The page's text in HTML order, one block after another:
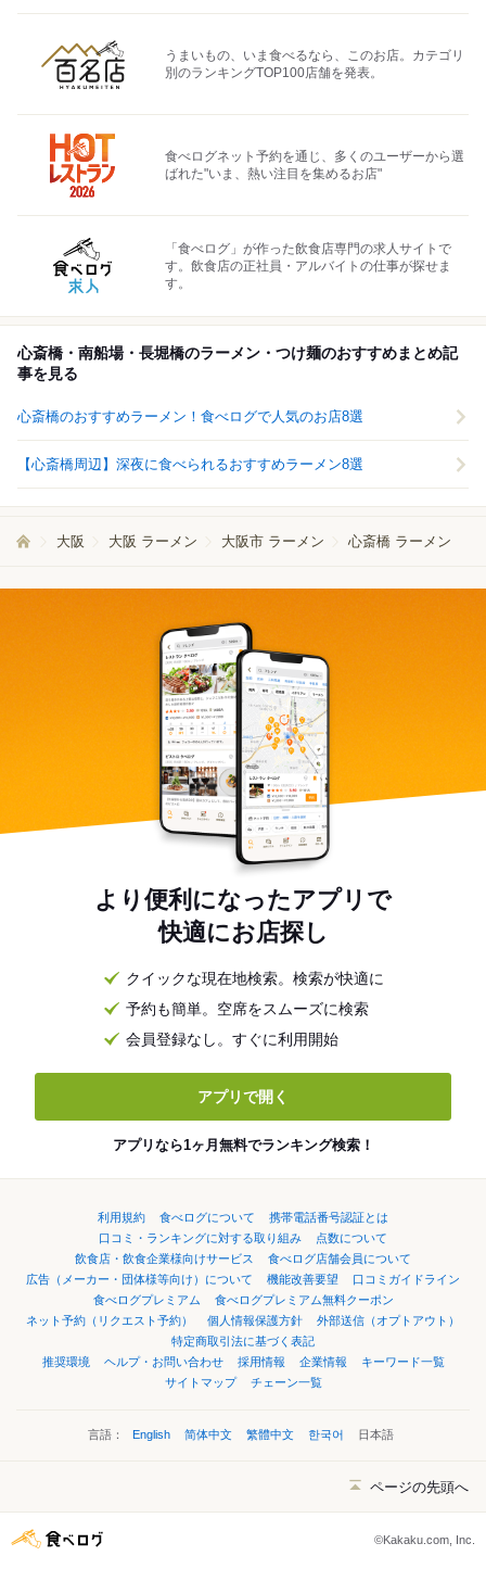
うまいもの、いま食べるなら、このお店。カテゴリ
別のランキングTOP100店舗を発表。
食べログネット予約を通じ、多くのユーザーから選
ばれた"いま、熱い注目を集めるお店"
「食べログ」が作った飲食店専門の求人サイトで
す。飲食店の正社員・アルバイトの仕事が探せま
す。
心斎橋・南船場・長堀橋のラーメン・つけ麺のおすすめまとめ記
事を見る
心斎橋のおすすめラーメン！食べログで人気のお店8選
【心斎橋周辺】深夜に食べられるおすすめラーメン8選
大阪 大阪 ラーメン 大阪市 ラーメン 心斎橋 ラーメン
より便利になったアプリで
快適にお店探し
クイックな現在地検索。検索が快適に
予約も簡単。空席をスムーズに検索
会員登録なし。すぐに利用開始
アプリで開く
アプリなら1ヶ月無料でランキング検索！
利用規約 食べログについて
携帯電話番号認証とは
口コミ・ランキングに対する取り組み
点数について
飲食店・飲食企業様向けサービス
食べログ店舗会員について
広告（メーカー・団体様等向け）について
機能改善要望
口コミガイドライン
食べログプレミアム
食べログプレミアム無料クーポン
ネット予約（リクエスト予約）
個人情報保護方針
外部送信（オプトアウト）
特定商取引法に基づく表記
推奨環境
ヘルプ・お問い合わせ 採用情報 企業情報
キーワード一覧
サイトマップ
チェーン一覧
言語： English 简体中文 繁體中文 한국어 日本語
ページの先頭へ
©Kakaku.com, Inc.